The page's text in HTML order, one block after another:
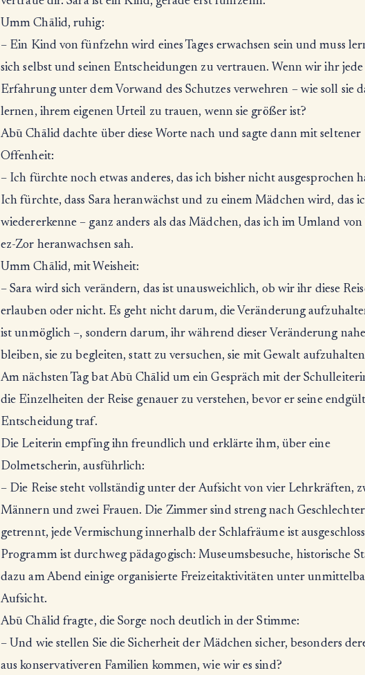
Umm Chālid, ruhig:
– Ein Kind von fünfzehn wird eines Tages erwachsen sein und muss
sich selbst und seinen Entscheidungen zu vertrauen. Wenn wir ihr jede
Erfahrung unter dem Vorwand des Schutzes verwehren – wie soll sie
lernen, ihrem eigenen Urteil zu trauen, wenn sie größer ist?
Abū Chālid dachte über diese Worte nach und sagte dann mit seltener
Offenheit:
– Ich fürchte noch etwas anderes, das ich bisher nicht ausgesprochen
Ich fürchte, dass Sara heranwächst und zu einem Mädchen wird, das
wiedererkenne – ganz anders als das Mädchen, das ich im Umland
ez-Zor heranwachsen sah.
Umm Chālid, mit Weisheit:
– Sara wird sich verändern, das ist unausweichlich, ob wir ihr diese
erlauben oder nicht. Es geht nicht darum, die Veränderung
ist unmöglich –, sondern darum, ihr während dieser Veränderung
bleiben, sie zu begleiten, statt zu versuchen, sie mit Gewalt
Am nächsten Tag bat Abū Chālid um ein Gespräch mit der
die Einzelheiten der Reise genauer zu verstehen, bevor er seine
Entscheidung traf.
Die Leiterin empfing ihn freundlich und erklärte ihm, über eine
Dolmetscherin, ausführlich:
– Die Reise steht vollständig unter der Aufsicht von vier Lehrkräften,
Männern und zwei Frauen. Die Zimmer sind streng nach
getrennt, jede Vermischung innerhalb der Schlafräume ist
Programm ist durchweg pädagogisch: Museumsbesuche, historische
dazu am Abend einige organisierte Freizeitaktivitäten unter
Aufsicht.
Abū Chālid fragte, die Sorge noch deutlich in der Stimme:
– Und wie stellen Sie die Sicherheit der Mädchen sicher, besonders
aus konservativeren Familien kommen, wie wir es sind?